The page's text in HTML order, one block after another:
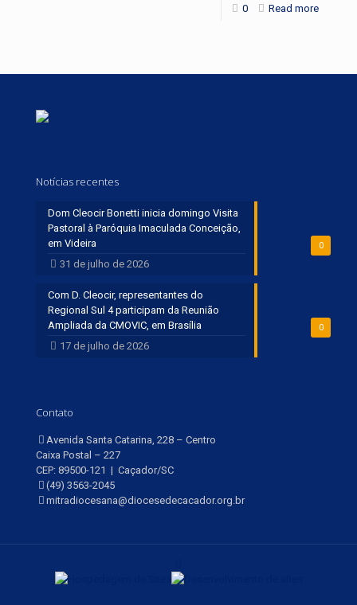
0 Read more
Notícias recentes
0
Dom Cleocir Bonetti inicia domingo Visita
Pastoral à Paróquia Imaculada Conceição,
em Videira
31 de julho de 2026
0
Com D. Cleocir, representantes do
Regional Sul 4 participam da Reunião
Ampliada da CMOVIC, em Brasília
17 de julho de 2026
Contato
Avenida Santa Catarina, 228 – Centro
Caixa Postal – 227
CEP: 89500-121 | Caçador/SC
(49) 3563-2045
mitradiocesana@diocesedecacador.org.br